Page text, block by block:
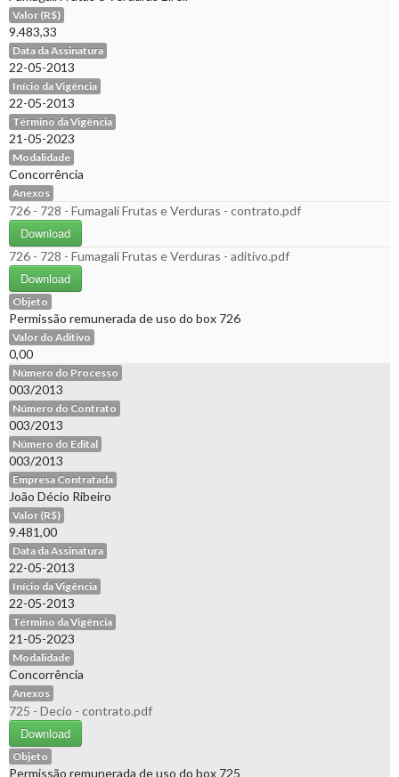
Valor (R$)
9.483,33
Data da Assinatura
22-05-2013
Início da Vigência
22-05-2013
Término da Vigência
21-05-2023
Modalidade
Concorrência
Anexos
726 - 728 - Fumagali Frutas e Verduras - contrato.pdf
Download
726 - 728 - Fumagali Frutas e Verduras - aditivo.pdf
Download
Objeto
Permissão remunerada de uso do box 726
Valor do Aditivo
0,00
Número do Processo
003/2013
Número do Contrato
003/2013
Número do Edital
003/2013
Empresa Contratada
João Décio Ribeiro
Valor (R$)
9.481,00
Data da Assinatura
22-05-2013
Início da Vigência
22-05-2013
Término da Vigência
21-05-2023
Modalidade
Concorrência
Anexos
725 - Decio - contrato.pdf
Download
Objeto
Permissão remunerada de uso do box 725